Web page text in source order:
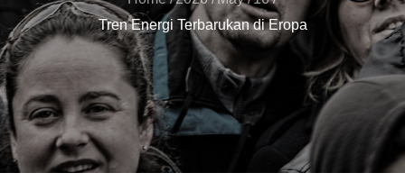
Tren Energi Terbarukan di Eropa